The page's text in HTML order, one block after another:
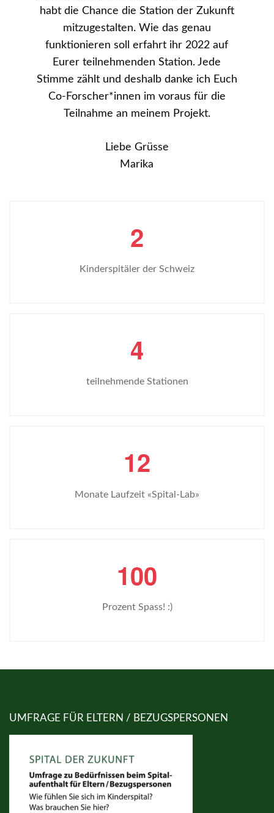
habt die Chance die Station der Zukunft
mitzugestalten. Wie das genau
funktionieren soll erfahrt ihr 2022 auf
Eurer teilnehmenden Station. Jede
Stimme zählt und deshalb danke ich Euch
Co-Forscher*innen im voraus für die
Teilnahme an meinem Projekt.
Liebe Grüsse
Marika
2
Kinderspitäler der Schweiz
4
teilnehmende Stationen
12
Monate Laufzeit «Spital-Lab»
100
Prozent Spass! :)
UMFRAGE FÜR ELTERN / BEZUGSPERSONEN